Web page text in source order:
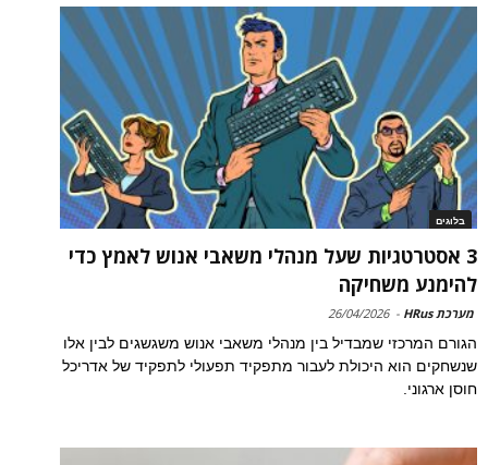
בלוגים
3 אסטרטגיות שעל מנהלי משאבי אנוש לאמץ כדי
להימנע משחיקה
מערכת HRus -
26/04/2026
הגורם המרכזי שמבדיל בין מנהלי משאבי אנוש משגשגים לבין אלו
שנשחקים הוא היכולת לעבור מתפקיד תפעולי לתפקיד של אדריכל
חוסן ארגוני.